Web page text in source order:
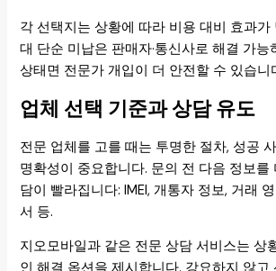
각 선택지는 상황에 따라 비용 대비 효과가
대 단순 미납은 판매자·통신사로 해결 가능
상태면 전문가 개입이 더 안전할 수 있습니
업체 선택 기준과 상담 유도
전문 업체를 고를 때는 투명한 절차, 성공
명확성이 중요합니다. 문의 전 다음 정보를
담이 빨라집니다: IMEI, 개통자 정보, 거래
서 등.
지오모바일과 같은 전문 상담 서비스는 상